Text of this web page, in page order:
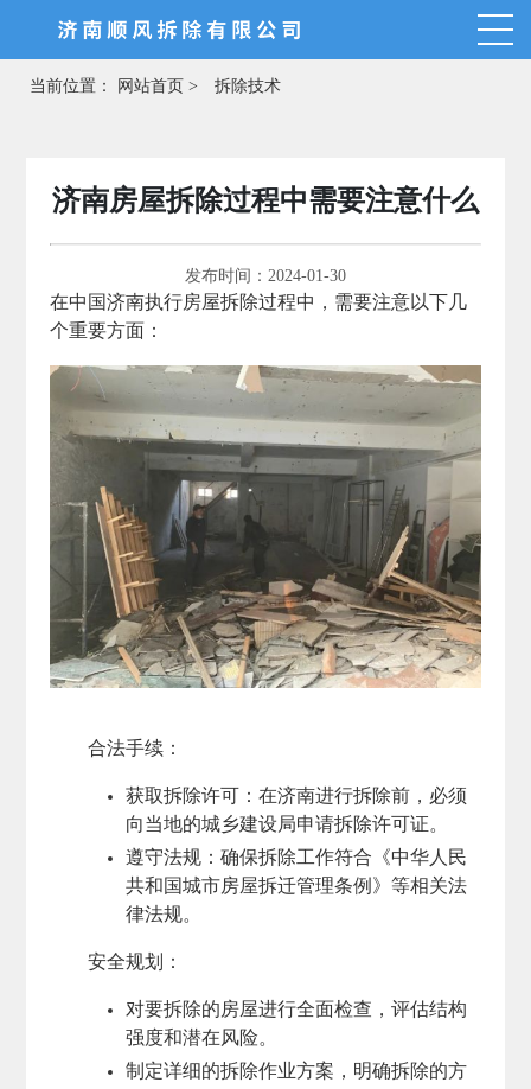
当前位置： 网站首页 > 拆除技术
济南房屋拆除过程中需要注意什么
发布时间：2024-01-30
在中国济南执行房屋拆除过程中，需要注意以下几
个重要方面：
合法手续 ：
获取拆除许可：在济南进行拆除前，必须
向当地的城乡建设局申请拆除许可证。
遵守法规：确保拆除工作符合《中华人民
共和国城市房屋拆迁管理条例》等相关法
律法规。
安全规划 ：
对要拆除的房屋进行全面检查，评估结构
强度和潜在风险。
制定详细的拆除作业方案，明确拆除的方